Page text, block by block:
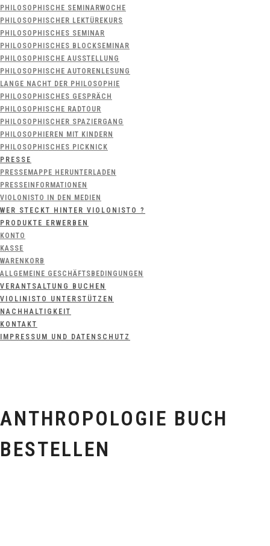
PHILOSOPHISCHE SEMINARWOCHE
PHILOSOPHISCHER LEKTÜREKURS
PHILOSOPHISCHES SEMINAR
PHILOSOPHISCHES BLOCKSEMINAR
PHILOSOPHISCHE AUSSTELLUNG
PHILOSOPHISCHE AUTORENLESUNG
LANGE NACHT DER PHILOSOPHIE
PHILOSOPHISCHES GESPRÄCH
PHILOSOPHISCHE RADTOUR
PHILOSOPHISCHER SPAZIERGANG
PHILOSOPHIEREN MIT KINDERN
PHILOSOPHISCHES PICKNICK
PRESSE
PRESSEMAPPE HERUNTERLADEN
PRESSEINFORMATIONEN
VIOLONISTO IN DEN MEDIEN
WER STECKT HINTER VIOLONISTO ?
PRODUKTE ERWERBEN
KONTO
KASSE
WARENKORB
ALLGEMEINE GESCHÄFTSBEDINGUNGEN
VERANTSALTUNG BUCHEN
VIOLINISTO UNTERSTÜTZEN
NACHHALTIGKEIT
KONTAKT
IMPRESSUM UND DATENSCHUTZ
ANTHROPOLOGIE BUCH
BESTELLEN